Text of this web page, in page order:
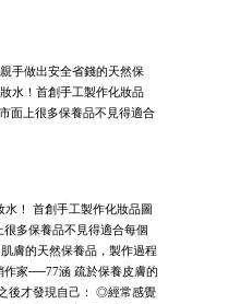
手做出安全省錢的天然保
水！首創手工製作化妝品
面上很多保養品不見得適合
水！ 首創手工製作化妝品圖
多保養品不見得適合每個
膚的天然保養品，製作過程
作家──77涵 疏於保養皮膚的
後才發現自己： ◎經常感覺